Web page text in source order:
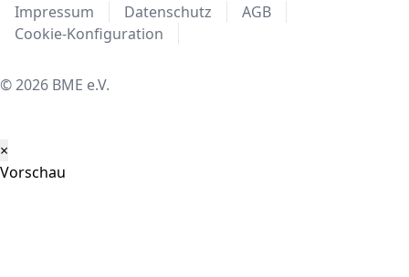
Impressum Datenschutz
AGB
Cookie-Konfiguration
© 2026 BME e.V.
×
Vorschau